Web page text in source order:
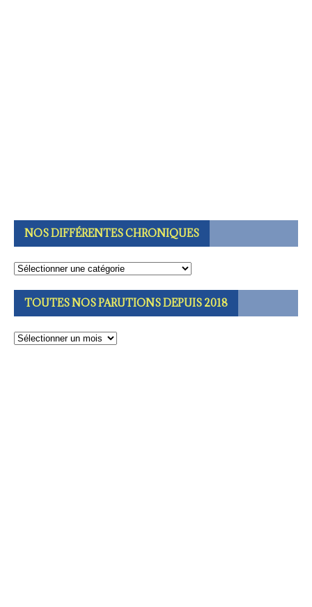
NOS DIFFÉRENTES CHRONIQUES
TOUTES NOS PARUTIONS DEPUIS 2018